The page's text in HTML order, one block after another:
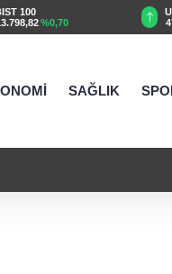
100
%0,70
SAĞLIK
22:47 - Bursa’da TEKNOSAB